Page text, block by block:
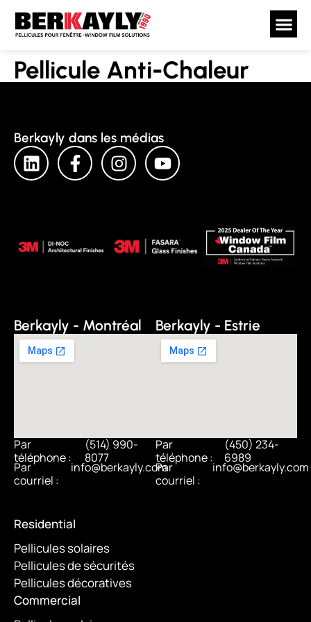
Pellicule Anti-Chaleur
Berkayly dans les médias
Berkayly - Montréal
Par
téléphone :
(514) 990-
8077
Par
courriel :
info@berkayly.com
Berkayly - Estrie
Par
téléphone :
(450) 234-
6989
Par
courriel :
info@berkayly.com
Residential
Pellicules solaires
Pellicules de sécurités
Pellicules décoratives
Commercial